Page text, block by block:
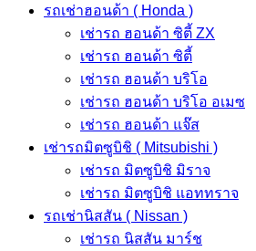
รถเช่าฮอนด้า ( Honda )
เช่ารถ ฮอนด้า ซิตี้ ZX
เช่ารถ ฮอนด้า ซิตี้
เช่ารถ ฮอนด้า บริโอ
เช่ารถ ฮอนด้า บริโอ อเมซ
เช่ารถ ฮอนด้า แจ๊ส
เช่ารถมิตซูบิชิ ( Mitsubishi )
เช่ารถ มิตซูบิชิ มิราจ
เช่ารถ มิตซูบิชิ แอททราจ
รถเช่านิสสัน ( Nissan )
เช่ารถ นิสสัน มาร์ช